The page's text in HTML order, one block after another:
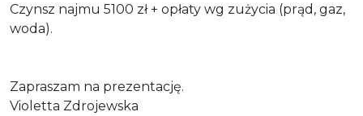
Czynsz najmu 5100 zł + opłaty wg zużycia (prąd, gaz,
woda).
Zapraszam na prezentację.
Violetta Zdrojewska